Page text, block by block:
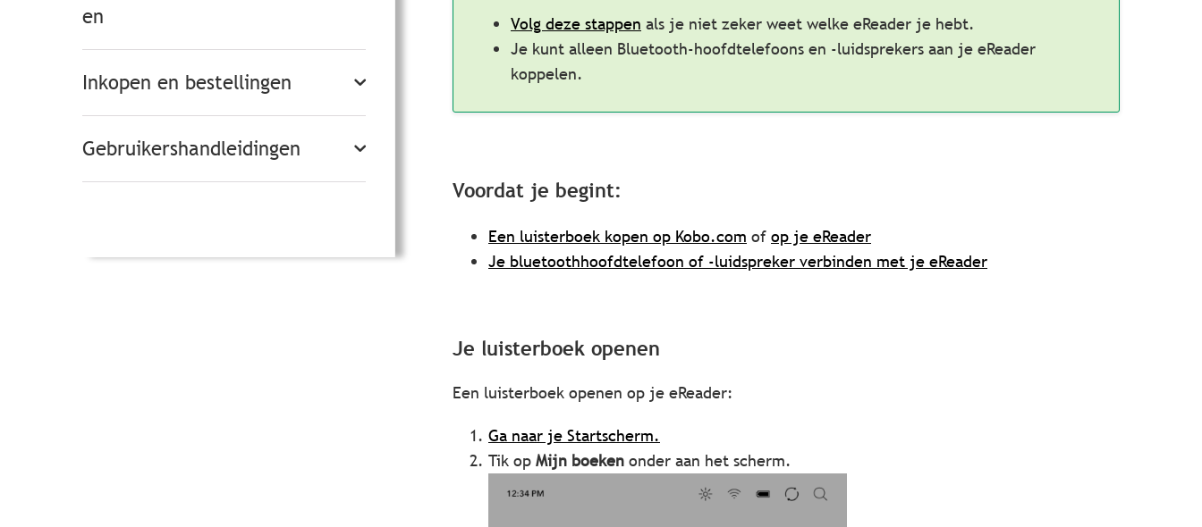
en
Inkopen en bestellingen
Gebruikershandleidingen
Volg deze stappen als je niet zeker weet welke eReader je hebt.
Je kunt alleen Bluetooth-hoofdtelefoons en -luidsprekers aan je eReader
koppelen.
Voordat je begint:
Een luisterboek kopen op Kobo.com of op je eReader
Je bluetoothhoofdtelefoon of -luidspreker verbinden met je eReader
Je luisterboek openen
Een luisterboek openen op je eReader:
Ga naar je Startscherm.
Tik op Mijn boeken onder aan het scherm.